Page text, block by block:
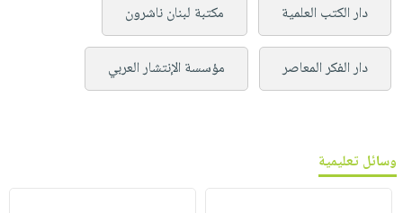
دار الكتب العلمية مكتبة لبنان ناشرون
دار الفكر المعاصر مؤسسة الإنتشار العربي
وسائل تعليمية